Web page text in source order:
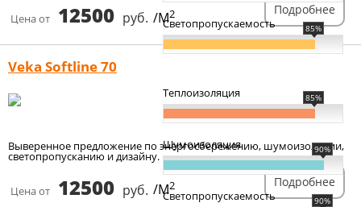
Цена от 12500 руб. /М2
Светопропускаемость 85%
Подробнее
Veka Softline 70
Выверенное предложение по энергосбережению, шумоизоляции,
светопропусканию и дизайну.
Цена от 12500 руб. /М2
Теплоизоляция 85%
Шумоизоляция 90%
Светопропускаемость 90%
Подробнее